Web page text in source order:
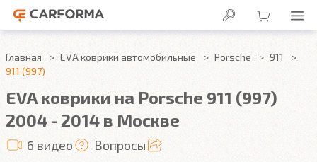
Главная EVA коврики автомобильные Porsche
911
911 (997)
EVA коврики на Porsche 911 (997)
2004 - 2014 в Москве
6 видео Вопросы